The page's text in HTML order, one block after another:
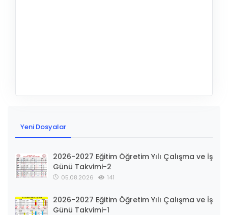
Yeni Dosyalar
2026-2027 Eğitim Öğretim Yılı Çalışma ve İş
Günü Takvimi-2
05.08.2026 141
2026-2027 Eğitim Öğretim Yılı Çalışma ve İş
Günü Takvimi-1